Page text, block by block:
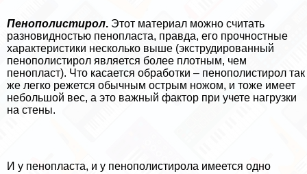
Пенополистирол. Этот материал можно считать
разновидностью пенопласта, правда, его прочностные
хаpaктеристики несколько выше (экструдированный
пенополистирол является более плотным, чем
пенопласт). Что касается обработки – пенополистирол так
же легко режется обычным острым ножом, и тоже имеет
небольшой вес, а это важный фактор при учете нагрузки
на стены.
И у пенопласта, и у пенополистирола имеется одно